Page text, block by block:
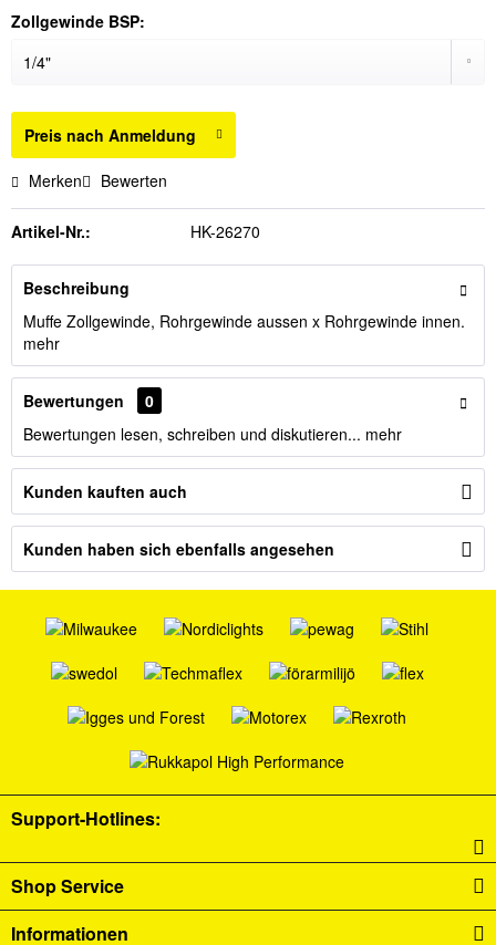
Zollgewinde BSP:
Preis nach Anmeldung
Merken Bewerten
Artikel-Nr.: HK-26270
Beschreibung
Muffe Zollgewinde, Rohrgewinde aussen x Rohrgewinde innen.
mehr
Bewertungen
0
Bewertungen lesen, schreiben und diskutieren... mehr
Kunden kauften auch
Kunden haben sich ebenfalls angesehen
Support-Hotlines:
Shop Service
Informationen